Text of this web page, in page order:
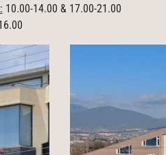
10.00-14.00 & 17.00-21.00